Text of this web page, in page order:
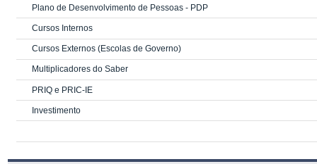
Plano de Desenvolvimento de Pessoas - PDP
Cursos Internos
Cursos Externos (Escolas de Governo)
Multiplicadores do Saber
PRIQ e PRIC-IE
Investimento